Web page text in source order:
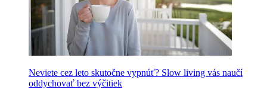
Neviete cez leto skutočne vypnúť? Slow living vás naučí
oddychovať bez výčitiek